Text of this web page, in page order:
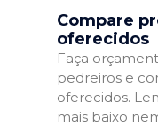
Compare
oferecidos
Faça
pedreiros e
oferecidos.
mais baixo